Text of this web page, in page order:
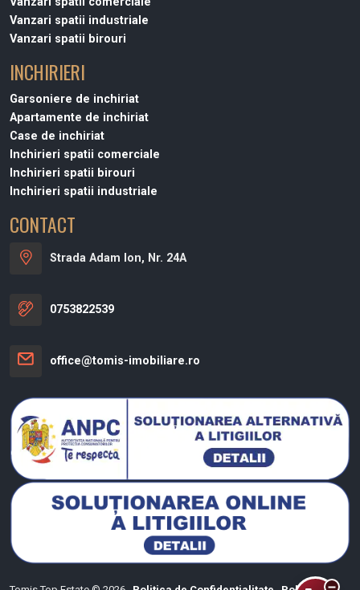
Vanzari spatii industriale
Vanzari spatii birouri
INCHIRIERI
Garsoniere de inchiriat
Apartamente de inchiriat
Case de inchiriat
Inchirieri spatii comerciale
Inchirieri spatii birouri
Inchirieri spatii industriale
CONTACT
Strada Adam Ion, Nr. 24A
0753822539
office@tomis-imobiliare.ro